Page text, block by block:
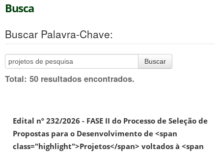
Busca
Buscar Palavra-Chave:
Buscar
Total: 50 resultados encontrados.
Edital nº 232/2026 - FASE II do Processo de Seleção de
Propostas para o Desenvolvimento de <span
class="highlight">Projetos</span> voltados à <span